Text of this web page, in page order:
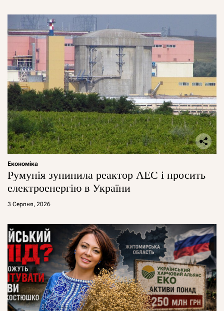
Економіка
Румунія зупинила реактор АЕС і просить
електроенергію в України
3 Серпня, 2026